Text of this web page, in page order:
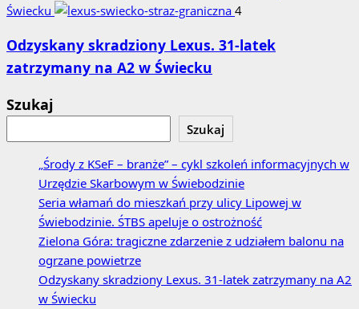
Świecku
4
Odzyskany skradziony Lexus. 31‑latek
zatrzymany na A2 w Świecku
Szukaj
Szukaj
„Środy z KSeF – branże” – cykl szkoleń informacyjnych w
Urzędzie Skarbowym w Świebodzinie
Seria włamań do mieszkań przy ulicy Lipowej w
Świebodzinie. ŚTBS apeluje o ostrożność
Zielona Góra: tragiczne zdarzenie z udziałem balonu na
ogrzane powietrze
Odzyskany skradziony Lexus. 31‑latek zatrzymany na A2
w Świecku